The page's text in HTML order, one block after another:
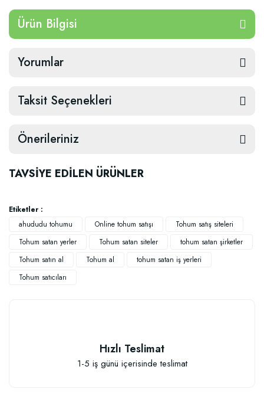
Ürün Bilgisi
Yorumlar
Taksit Seçenekleri
Önerileriniz
TAVSİYE EDİLEN ÜRÜNLER
Etiketler :
ahududu tohumu
Online tohum satışı
Tohum satış siteleri
Tohum satan yerler
Tohum satan siteler
tohum satan şirketler
Tohum satın al
Tohum al
tohum satan iş yerleri
Tohum satıcıları
Hızlı Teslimat
1-5 iş günü içerisinde teslimat